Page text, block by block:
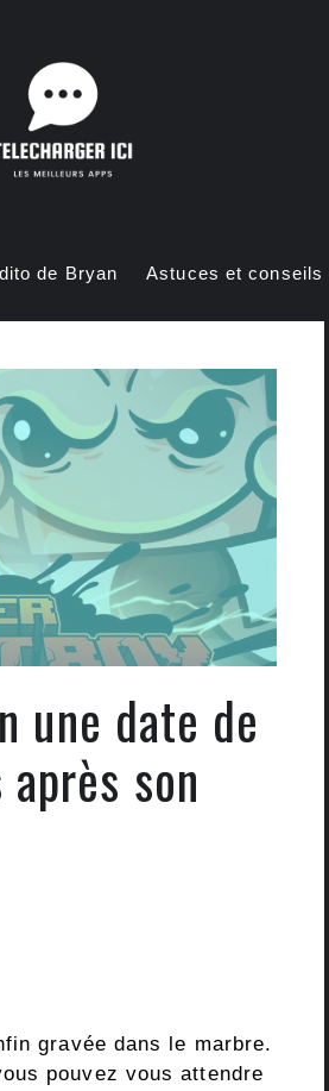
de Bryan Astuces et conseils
une date de
son
gravée dans le marbre.
pouvez vous attendre